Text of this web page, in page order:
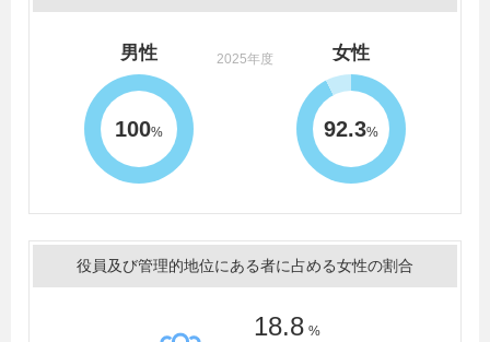
2025年度
男性
100%
女性
92.3%
役員及び管理的地位にある者に占める女性の割合
18.8 %